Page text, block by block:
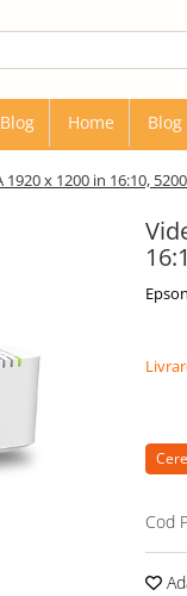
Blog Home Blog
x 1200 in 16:10,
Epson
Cod